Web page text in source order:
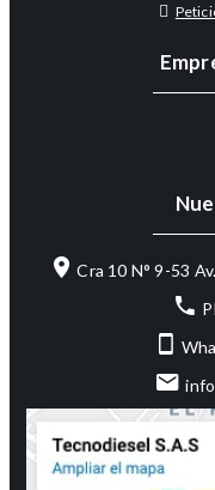
Cra 10 N° 9-53